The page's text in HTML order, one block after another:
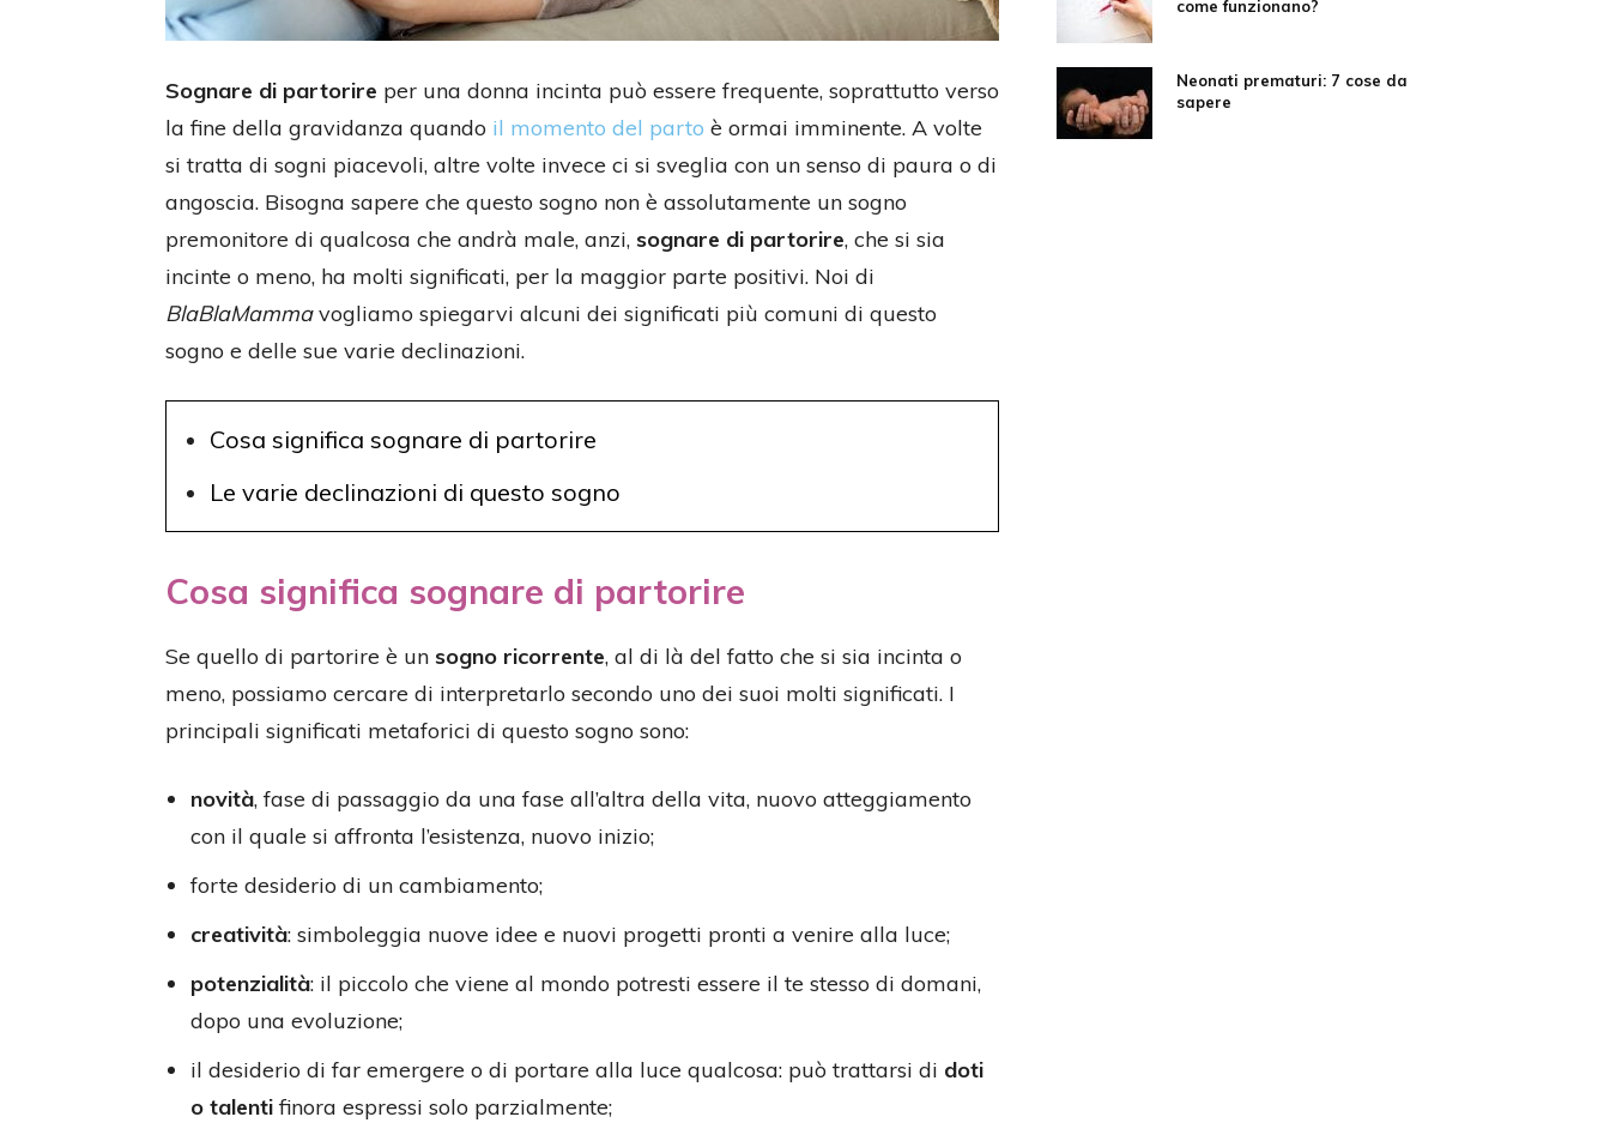
Sognare di partorire per una donna incinta può essere frequente, soprattutto verso
la fine della gravidanza quando il momento del parto è ormai imminente. A volte
si tratta di sogni piacevoli, altre volte invece ci si sveglia con un senso di paura o di
angoscia. Bisogna sapere che questo sogno non è assolutamente un sogno
premonitore di qualcosa che andrà male, anzi, sognare di partorire, che si sia
incinte o meno, ha molti significati, per la maggior parte positivi. Noi di
BlaBlaMammavogliamo spiegarvi alcuni dei significati più comuni di questo
sogno e delle sue varie declinazioni.
Cosa significa sognare di partorire
Le varie declinazioni di questo sogno
Cosa significa sognare di partorire
Se quello di partorire è un sogno ricorrente, al di là del fatto che si sia incinta o
meno, possiamo cercare di interpretarlo secondo uno dei suoi molti significati. I
principali significati metaforici di questo sogno sono:
novità, fase di passaggio da una fase all’altra della vita, nuovo atteggiamento
con il quale si affronta l’esistenza, nuovo inizio;
forte desiderio di un cambiamento;
creatività: simboleggia nuove idee e nuovi progetti pronti a venire alla luce;
potenzialità: il piccolo che viene al mondo potresti essere il te stesso di domani,
dopo una evoluzione;
il desiderio di far emergere o di portare alla luce qualcosa: può trattarsi di doti
o talenti finora espressi solo parzialmente;
come funzionano?
Neonati prematuri: 7 cose da
sapere